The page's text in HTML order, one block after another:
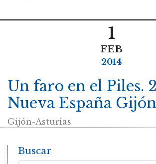
1
FEB
2014
Un faro en el Piles.
Nueva España Gijón
Gijón-Asturias
Buscar